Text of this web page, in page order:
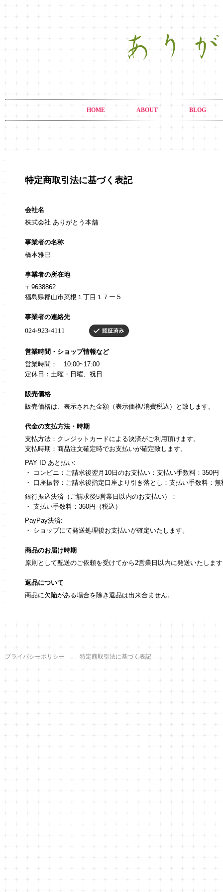
HOME ABOUT BLOG
特定商取引法に基づく表記
会社名
株式会社 ありがとう本舗
事業者の名称
橋本雅巳
事業者の所在地
〒9638862
福島県郡山市菜根１丁目１７ー５
事業者の連絡先
営業時間・ショップ情報など
営業時間： 10:00~17:00
定休日：土曜・日曜、祝日
販売価格
販売価格は、表示された金額（表示価格/消費税込）と致します。
代金の支払方法・時期
支払方法：クレジットカードによる決済がご利用頂けます。
支払時期：商品注文確定時でお支払いが確定致します。
PAY ID あと払い:
・ コンビニ：ご請求後翌月10日のお支払い：支払い手数料：350円
・ 口座振替：ご請求後指定口座より引き落とし：支払い手数料：無
銀行振込決済（ご請求後5営業日以内のお支払い）：
・ 支払い手数料：360円（税込）
PayPay決済:
・ ショップにて発送処理後お支払いが確定いたします。
商品のお届け時期
原則として配送のご依頼を受けてから2営業日以内に発送いたしま
返品について
商品に欠陥がある場合を除き返品は出来合ません。
プライバシーポリシー 特定商取引法に基づく表記